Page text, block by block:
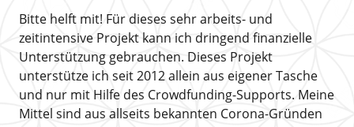
Bitte helft mit! Für dieses sehr arbeits- und
zeitintensive Projekt kann ich dringend finanzielle
Unterstützung gebrauchen. Dieses Projekt
unterstütze ich seit 2012 allein aus eigener Tasche
und nur mit Hilfe des Crowdfunding-Supports. Meine
Mittel sind aus allseits bekannten Corona-Gründen